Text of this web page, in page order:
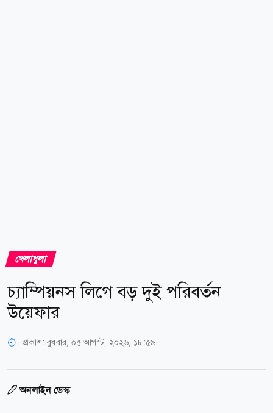
খেলাধুলা
চ্যাম্পিয়নস লিগে বড় দুই পরিবর্তন
উয়েফার
প্রকাশ:বুধবার, ০৫ আগস্ট, ২০২৬, ১৮:৫৯
অনলাইন ডেস্ক